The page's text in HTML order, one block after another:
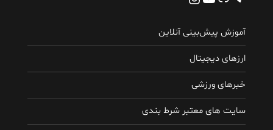
آموزش پیش‌بینی آنلاین
ارزهای دیجیتال
خبرهای ورزشی
سایت های معتبر شرط بندی